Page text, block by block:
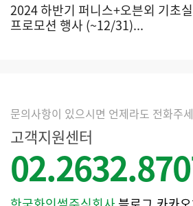
2024 하반기 퍼니스+오븐외 기초
프로모션 행사 (~12/31)...
문의사항이 있으시면 언제라도 전화주
고객지원센터